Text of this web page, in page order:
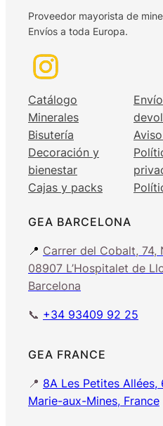
Proveedor mayorista de
Envíos a toda Europa.
Catálogo
Minerales
Bisutería
Decoración y
bienestar
Cajas y packs
GEA BARCELONA
📍 Carrer del Cobalt, 74,
08907 L’Hospitalet de
Barcelona
📞 +34 93409 92 25
GEA FRANCE
📍 8A Les Petites Allées,
Marie-aux-Mines, France